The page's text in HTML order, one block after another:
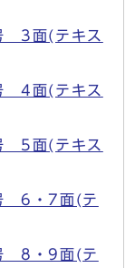
3面(テキス
4面(テキス
5面(テキス
6・7面(テ
8・9面(テ